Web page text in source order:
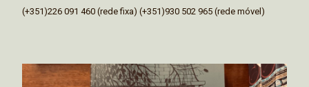
(+351)226 091 460 (rede fixa) (+351)930 502 965 (rede móvel)